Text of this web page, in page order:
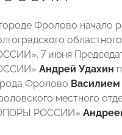
Фролово начало
7 июня
Андрей Удахин
Фролово
местного
РОССИИ»